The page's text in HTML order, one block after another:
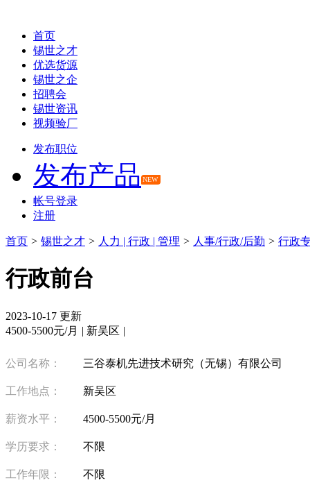
首页
锡世之才
优选货源
锡世之企
招聘会
锡世资讯
视频验厂
发布职位
发布产品 NEW
帐号登录
注册
首页 > 锡世之才 > 人力 | 行政 | 管理 > 人事/行政/后勤 > 行政
行政前台
2023-10-17 更新
4500-5500元/月 | 新吴区 |
公司名称： 三谷泰机先进技术研究（无锡）有限公司
工作地点： 新吴区
薪资水平： 4500-5500元/月
学历要求： 不限
工作年限： 不限